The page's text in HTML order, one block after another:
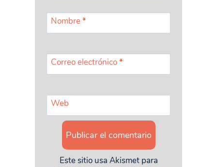
Nombre*
Correo electrónico*
Web
Este sitio usa Akismet para